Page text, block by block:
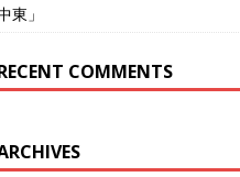
東」
COMMENTS